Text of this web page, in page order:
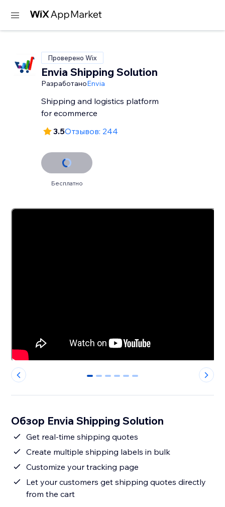
Проверено Wix
Envia Shipping Solution
РазработаноEnvia
Shipping and logistics platform
for ecommerce
3.5Отзывов: 244
Бесплатно
0 1 2 3 4 5
Обзор Envia Shipping Solution
Get real-time shipping quotes
Create multiple shipping labels in bulk
Customize your tracking page
Let your customers get shipping quotes directly
from the cart